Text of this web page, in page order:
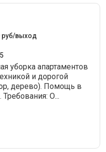
руб/выход
уборка апартаментов
и дорогой
дерево). Помощь в
О...